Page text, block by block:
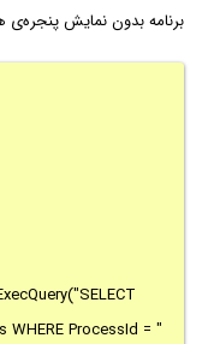
برنامه بدون نمایش
WHERE ProcessId = "